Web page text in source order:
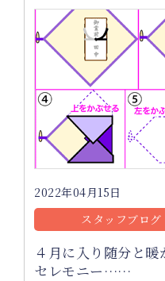
2022年04月15日
スタッフブログ
４月に入り随分と暖
セレモニー……